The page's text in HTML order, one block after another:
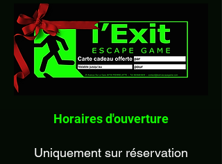
Horaires d'ouverture
Uniquement sur réservation